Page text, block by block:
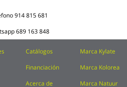
914 815 681
689 163 848
Catálogos
Financiación
Acerca de
Marca Kylate
Marca Kolorea
Marca Natuur